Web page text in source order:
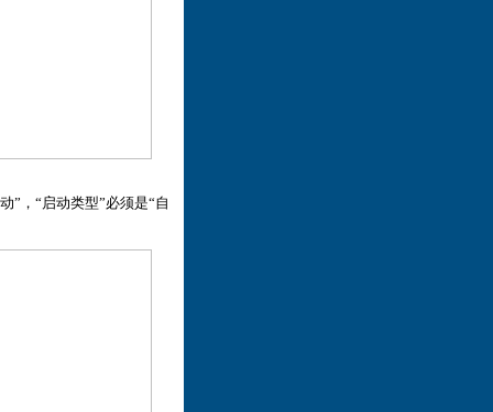
”，“启动类型”必须是“自